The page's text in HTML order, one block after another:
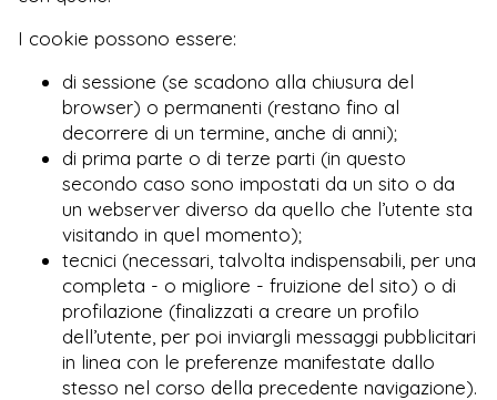
I cookie possono essere:
di sessione (se scadono alla chiusura del
browser) o permanenti (restano fino al
decorrere di un termine, anche di anni);
di prima parte o di terze parti (in questo
secondo caso sono impostati da un sito o da
un webserver diverso da quello che l’utente sta
visitando in quel momento);
tecnici (necessari, talvolta indispensabili, per una
completa - o migliore - fruizione del sito) o di
profilazione (finalizzati a creare un profilo
dell’utente, per poi inviargli messaggi pubblicitari
in linea con le preferenze manifestate dallo
stesso nel corso della precedente navigazione).